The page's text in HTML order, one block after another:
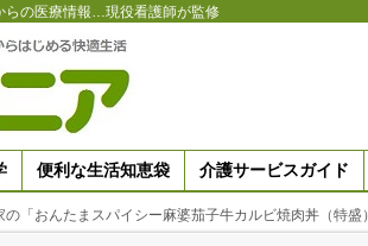
らの医療情報…現役看護師が監修
便利な生活知恵袋 介護サービスガイド
の「おんたまスパイシー麻婆茄子牛カルビ焼肉丼（特盛